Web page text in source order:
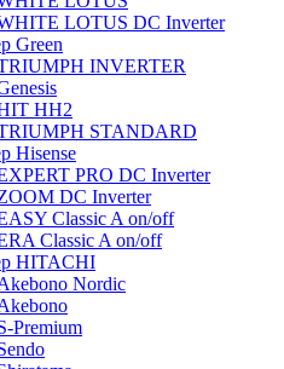
LOTUS DC Inverter
Green
INVERTER
HH2
STANDARD
Hisense
PRO DC Inverter
DC Inverter
Classic A on/off
Classic A on/off
HITACHI
Nordic
Premium